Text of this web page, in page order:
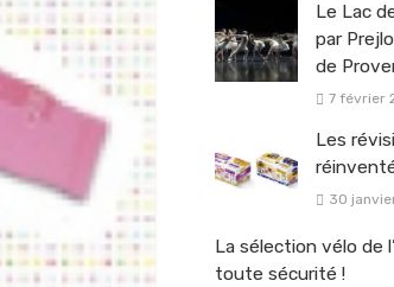
Le Lac
par
de
7 février
Les
30
La sélection vélo de
toute sécurité !